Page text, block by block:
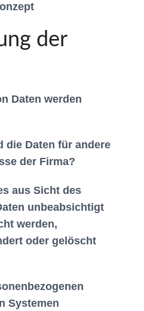
der
Daten werden
die Daten für andere
der Firma?
aus Sicht des
unbeabsichtigt
werden,
oder gelöscht
Systemen